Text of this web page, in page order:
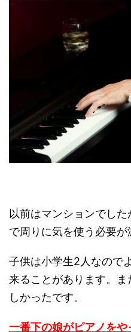
以前はマンションでし
で周りに気を使う必要が
子供は小学生2人なので
来ることがあります。
しかったです。
一番下の娘がピアノを